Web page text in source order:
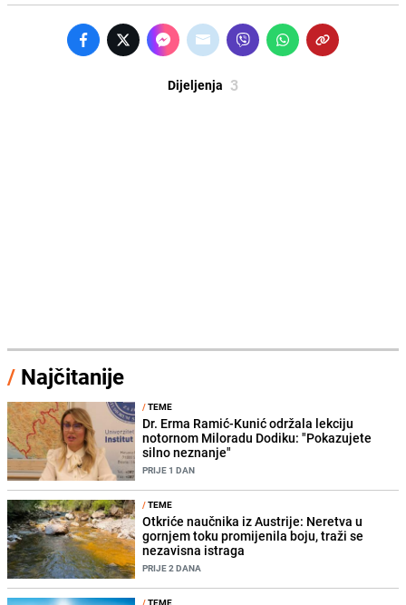
Dijeljenja 3
/ Najčitanije
/TEME
Dr. Erma Ramić-Kunić održala lekciju
notornom Miloradu Dodiku: "Pokazujete
silno neznanje"
PRIJE 1 DAN
/TEME
Otkriće naučnika iz Austrije: Neretva u
gornjem toku promijenila boju, traži se
nezavisna istraga
PRIJE 2 DANA
/TEME